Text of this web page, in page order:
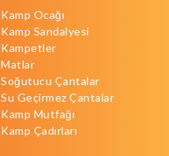
Kamp Ocağı
Kamp Sandalyesi
Kampetler
Matlar
Soğutucu Çantalar
Su Geçirmez Çantalar
Kamp Mutfağı
Kamp Çadırları